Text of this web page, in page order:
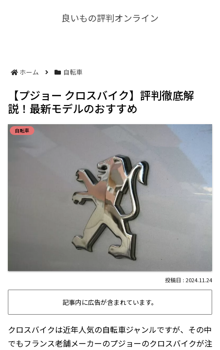
良いもの評判オンライン
ホーム 自転車
【プジョー クロスバイク】評判徹底解
説！最新モデルのおすすめ
自転車
2024.11.24
記事内に広告が含まれています。
クロスバイクは近年人気の自転車ジャンルですが、その中
でもフランス老舗メーカーのプジョーのクロスバイクが注